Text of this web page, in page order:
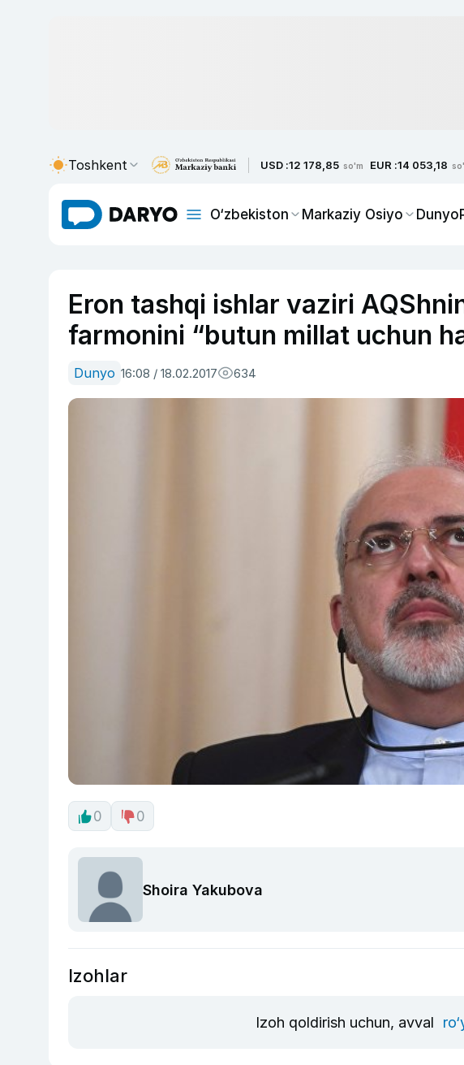
Toshkent USD :12 178,85 so'm EUR :14 053,18
O‘zbekiston Markaziy Osiyo Dunyo
Eron tashqi ishlar vaziri
farmonini “butun millat uchun
Dunyo 16:08 / 18.02.2017 634
0 0
Shoira Yakubova
Izohlar
Izoh qoldirish uchun, avval